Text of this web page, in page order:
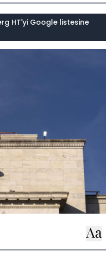
HT'yi Google listesine